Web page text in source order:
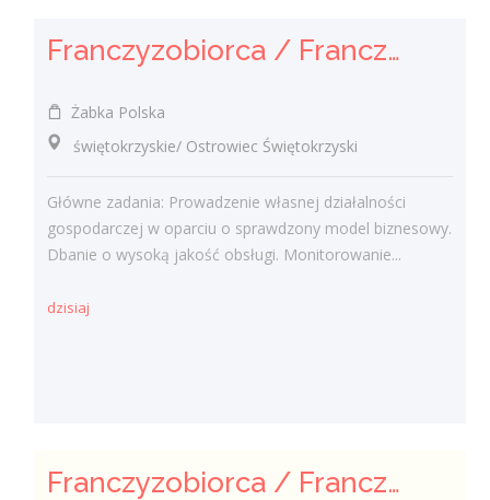
Franczyzobiorca / Franczyzobiorczyni
Żabka Polska
świętokrzyskie/ Ostrowiec Świętokrzyski
Główne zadania: Prowadzenie własnej działalności
gospodarczej w oparciu o sprawdzony model biznesowy.
Dbanie o wysoką jakość obsługi. Monitorowanie...
dzisiaj
Franczyzobiorca / Franczyzobiorczyni